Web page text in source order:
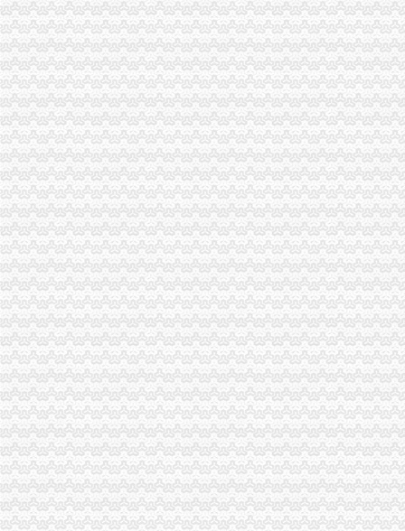
重庆市家来置业代理有限公司_【电话地址_招聘信息_注册信息_信用信
重庆艺诚汽车租赁有限公司南岸分公司_【信用信息_诉讼信息_财务信
2017-2019招标代理机构服务项目_比选公告_中国招标网_重庆市招标
渝开发：2013年年度报告_交易所公告_市场_中金在线
渝开发：2013年年度报告（更新后）_渝开发（000514）_公告正文
东莞市环保信访况公示（周报）2013-8-2
重庆广播电视大学直属学院_一方财务招聘简章
渝开发：2013年年度报告_渝开发（000514）_公告正文
重庆长江电工工业集团有限公司2018年10台报废汽车报废处置招标公
重庆长江电工工业集团有限公司2018年10台报废汽车报废处置招标公